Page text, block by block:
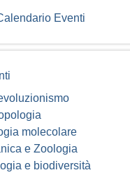
Eventi
molecolare
e Zoologia
e biodiversità